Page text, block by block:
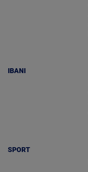
IBANI
SPORT